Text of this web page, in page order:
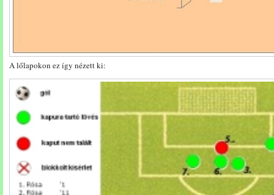
A lőlapokon ez így nézett ki: